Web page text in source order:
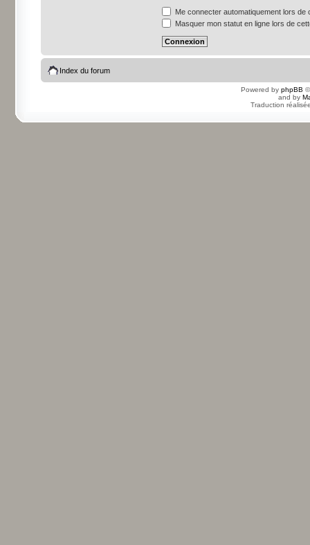
Me connecter automatiquement lors de
Masquer mon statut en ligne lors de
Index du forum
Powered by phpBB
and by
Traduction